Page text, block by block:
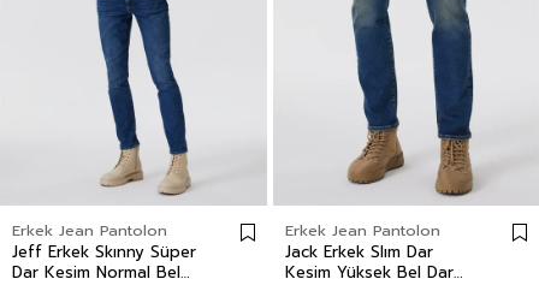
Erkek Jean Pantolon
Jeff Erkek Skınny Süper
Dar Kesim Normal Bel
Erkek Jean Pantolon
Jack Erkek Slım Dar
Kesim Yüksek Bel Dar